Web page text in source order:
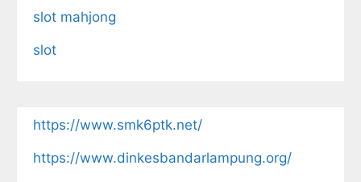
slot mahjong
slot
https://www.smk6ptk.net/
https://www.dinkesbandarlampung.org/